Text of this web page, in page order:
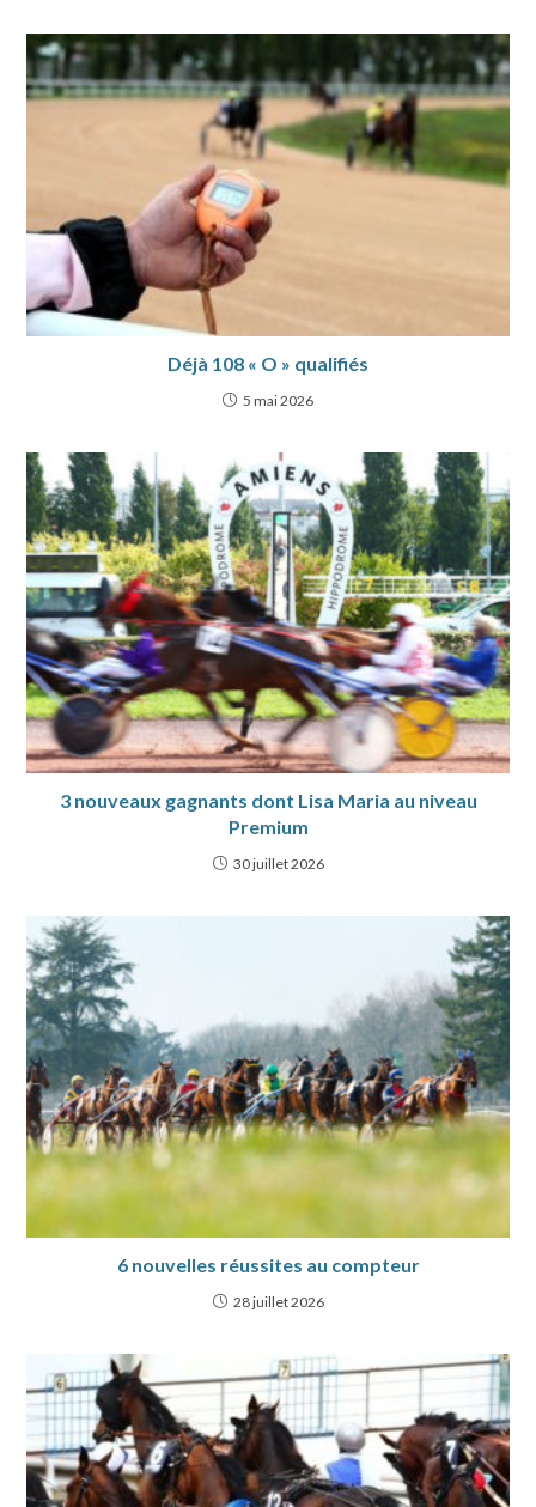
Déjà 108 « O » qualifiés
5 mai 2026
3 nouveaux gagnants dont Lisa Maria au niveau
Premium
30 juillet 2026
6 nouvelles réussites au compteur
28 juillet 2026